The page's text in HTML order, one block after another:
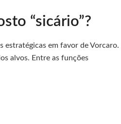
“sicário”?
estratégicas em favor de Vorcaro.
alvos. Entre as funções